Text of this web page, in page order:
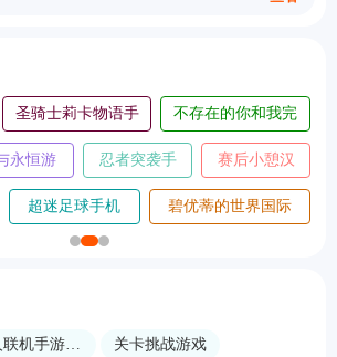
我是小鱼儿手机
版
怪物火车2安卓移植
版
落日山丘攻略完整
版
斗阵骑士手机
版
大侠立志传手机
版
情商天花板手机
多人联机手游大全 关卡挑战游戏